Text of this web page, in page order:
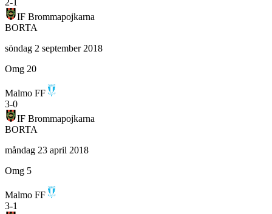
IF Brommapojkarna
BORTA
söndag 2 september 2018
Omg 20
Malmo FF
3-0
IF Brommapojkarna
BORTA
måndag 23 april 2018
Omg 5
Malmo FF
3-1